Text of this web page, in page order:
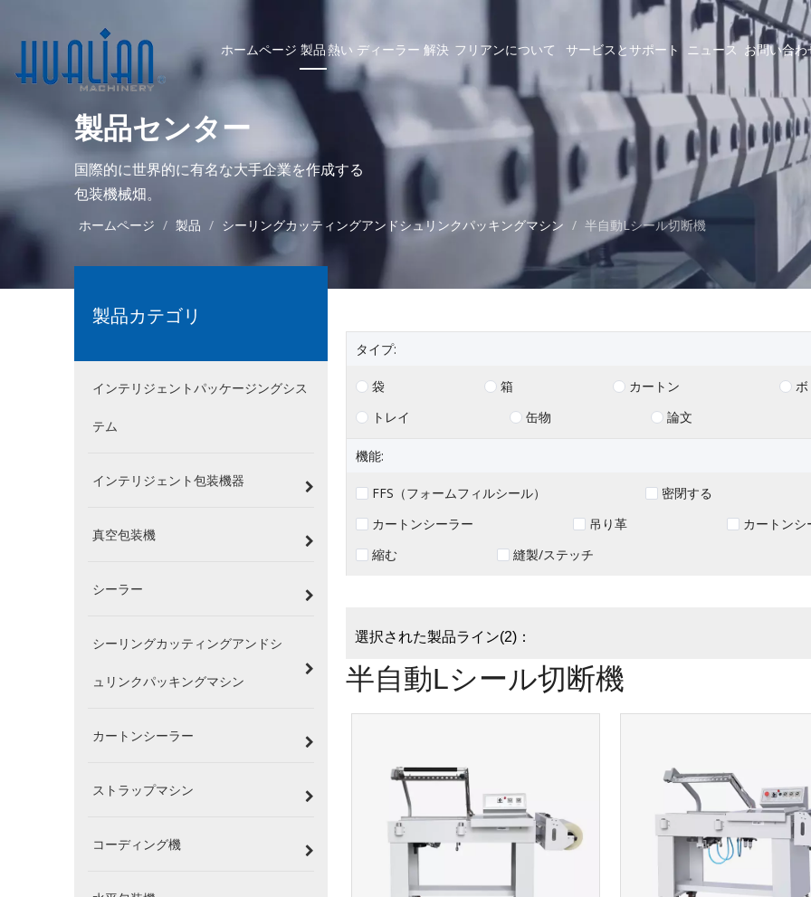
ホームページ 製品熱い ディーラー 解決 フリアンについて サービスとサポート ニュース お問い合わ
製品センター
国際的に世界的に有名な大手企業を作成する
包装機械畑。
ホームページ / 製品 / シーリングカッティングアンドシュリンクパッキングマシン / 半自動Lシール切断機
製品カテゴリ
インテリジェントパッケージングシス
テム
インテリジェント包装機器
真空包装機
シーラー
シーリングカッティングアンドシ
ュリンクパッキングマシン
カートンシーラー
ストラップマシン
コーディング機
タイプ:
袋 箱 カートン
トレイ
缶物 論文
機能:
FFS（フォームフィルシール）
密閉する
カートンシーラー
吊り革
カートン
縮む
縫製/ステッチ
選択された製品ライン(2)：
半自動Lシール切断機